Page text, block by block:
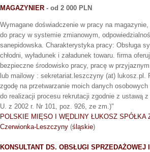
MAGAZYNIER - od 2 000 PLN
Wymagane doświadczenie w pracy na
do pracy w systemie zmianowym,
sanepidowska. Charakterystyka pracy: Obsługa
chłodni, wyładunek i załadunek towaru. firma
bezpieczne środowisko pracy, pracę w
lub mailowy : sekretariat.leszczyny (at)
zgodę na przetwarzanie moich danych
do realizacji procesu rekrutacji zgodnie z ustawą
U. z 2002 r. Nr 101, poz. 926, ze zm.)"
POLSKIE MIĘSO I WĘDLINY ŁUKOSZ SPÓŁKA
Czerwionka-Leszczyny (śląskie)
KONSULTANT DS. OBSŁUGI SPRZEDAŻOWEJ